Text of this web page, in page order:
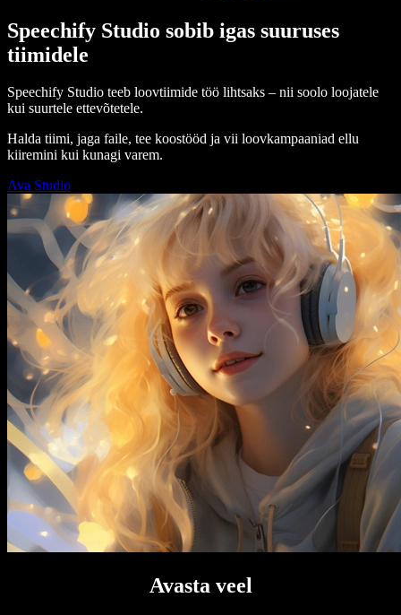
Speechify Studio sobib igas suuruses
tiimidele
Speechify Studio teeb loovtiimide töö lihtsaks – nii soolo loojatele
kui suurtele ettevõtetele.
Halda tiimi, jaga faile, tee koostööd ja vii loovkampaaniad ellu
kiiremini kui kunagi varem.
Ava Studio
Avasta veel